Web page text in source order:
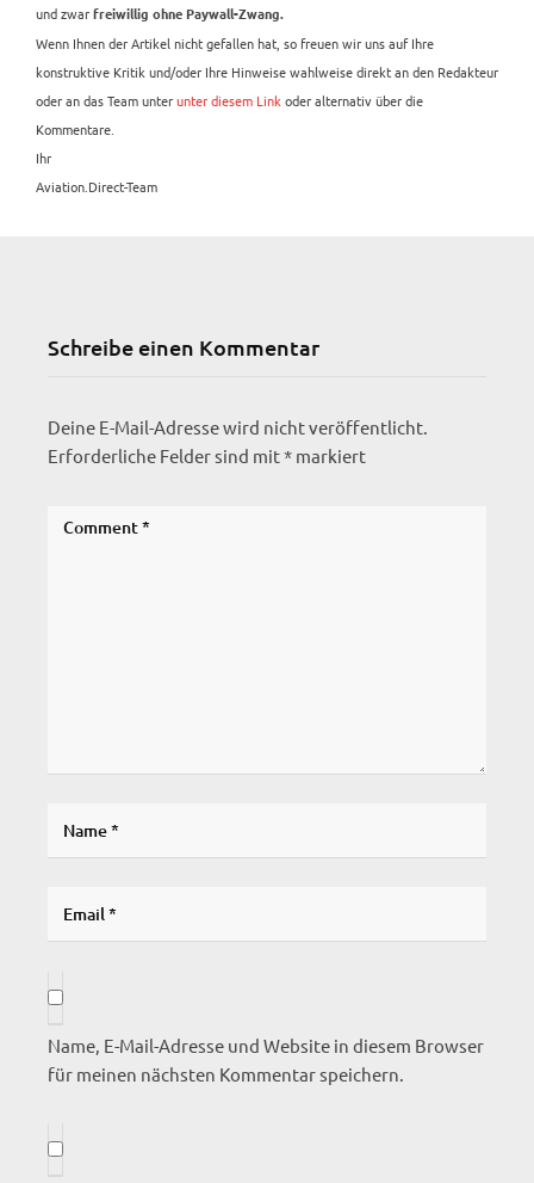
und zwar freiwillig ohne Paywall-Zwang.
Wenn Ihnen der Artikel nicht gefallen hat, so freuen wir uns auf Ihre
konstruktive Kritik und/oder Ihre Hinweise wahlweise direkt an den Redakteur
oder an das Team unterunter diesem Link oder alternativ über die
Kommentare.
Ihr
Aviation.Direct-Team
Schreibe einen Kommentar
Deine E-Mail-Adresse wird nicht veröffentlicht.
Erforderliche Felder sind mit* markiert
Name, E-Mail-Adresse und Website in diesem Browser
für meinen nächsten Kommentar speichern.